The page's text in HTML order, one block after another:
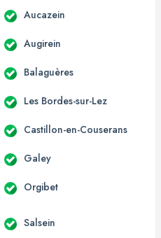
Aucazein
Augirein
Balaguères
Les Bordes-sur-Lez
Castillon-en-Couserans
Galey
Orgibet
Salsein